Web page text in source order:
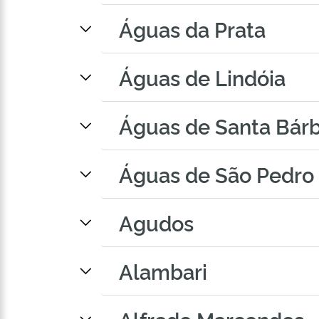
Águas da Prata
Águas de Lindóia
Águas de Santa
Águas de São Pedro
Agudos
Alambari